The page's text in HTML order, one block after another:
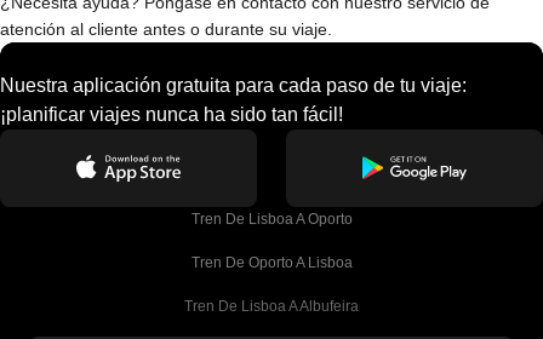
atención al cliente antes o durante su viaje.
Nuestra aplicación gratuita para cada paso de tu viaje:
¡planificar viajes nunca ha sido tan fácil!
Tren De Lisboa A Oporto
Tren De Oporto A Lisboa
Tren De Lisboa A Albufeira